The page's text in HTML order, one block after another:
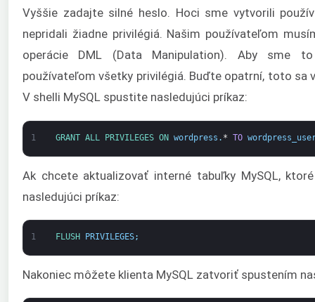
Vyššie zadajte silné heslo. Hoci sme vytvorili
nepridali žiadne privilégiá. Našim používateľom
operácie DML (Data Manipulation). Aby sme
používateľom všetky privilégiá. Buďte opatrní, toto sa
V shelli MySQL spustite nasledujúci príkaz:
1 GRANT ALL PRIVILEGES ON wordpress . * TO
Ak chcete aktualizovať interné tabuľky MySQL,
nasledujúci príkaz:
1 FLUSH PRIVILEGES;
Nakoniec môžete klienta MySQL zatvoriť spustením